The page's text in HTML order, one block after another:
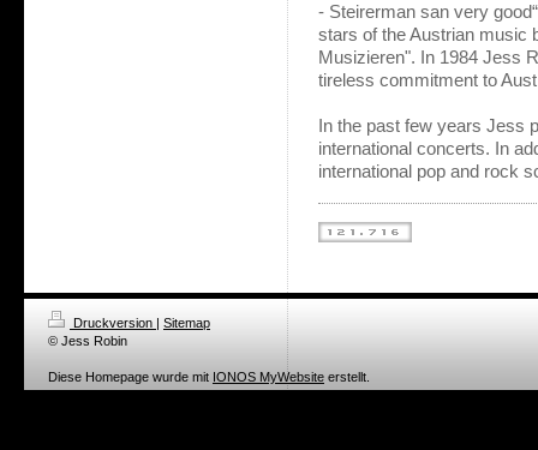
- Steirerman san very
stars of the Austrian music
Musizieren". In 1984 Jess
tireless commitment to
In the past few years Jess
international concerts. In
international pop and rock
Druckversion | Sitemap
© Jess Robin
Diese Homepage wurde mit IONOS MyWebsite erstellt.